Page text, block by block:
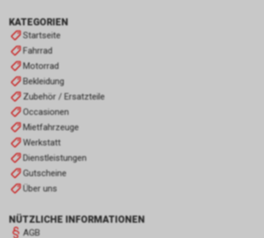
KATEGORIEN
Startseite
Fahrrad
Motorrad
Bekleidung
Zubehör / Ersatzteile
Occasionen
Mietfahrzeuge
Werkstatt
Dienstleistungen
Gutscheine
Über uns
NÜTZLICHE INFORMATIONEN
AGB